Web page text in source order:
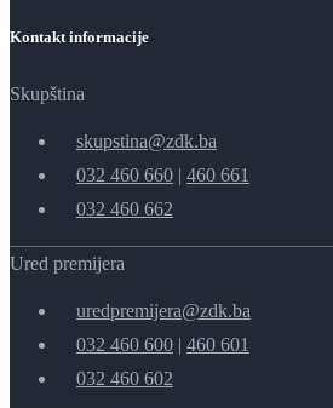
Kontakt informacije
Skupština
skupstina@zdk.ba
032 460 660 | 460 661
032 460 662
Ured premijera
uredpremijera@zdk.ba
032 460 600 | 460 601
032 460 602